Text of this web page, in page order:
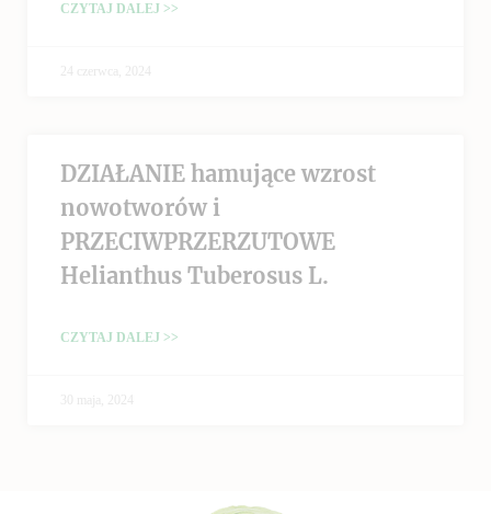
CZYTAJ DALEJ >>
24 czerwca, 2024
DZIAŁANIE hamujące wzrost
nowotworów i
PRZECIWPRZERZUTOWE
Helianthus Tuberosus L.
CZYTAJ DALEJ >>
30 maja, 2024